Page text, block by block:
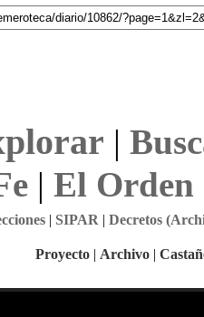
|
| El Orden
| SIPAR | Decretos
Proyecto | Archivo |